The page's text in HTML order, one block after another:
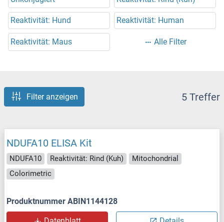
Reaktivität: Hund Reaktivität: Human
Reaktivität: Maus Alle Filter
Filter anzeigen 5 Treffer
NDUFA10 ELISA Kit
NDUFA10 Reaktivität: Rind (Kuh)
Mitochondrial
Colorimetric
Produktnummer ABIN1144128